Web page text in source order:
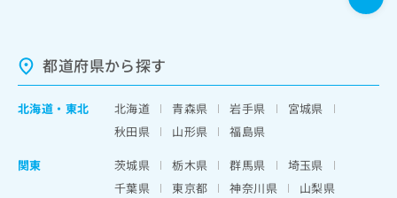
都道府県から探す
北海道 ・ 東北 北海道 青森県 岩手県
宮城県
秋田県
山形県
福島県
関東
茨城県 栃木県 群馬県
埼玉県
千葉県
東京都 神奈川県
山梨県